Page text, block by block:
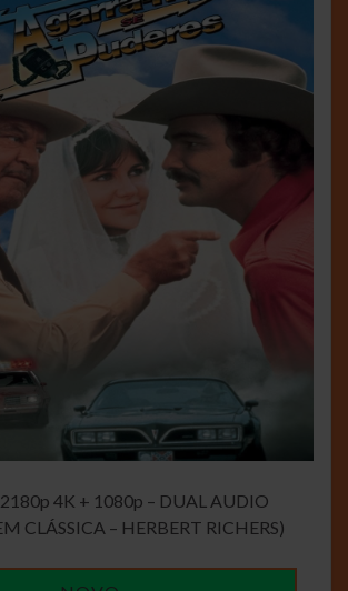
4K + 1080p – DUAL AUDIO
CLÁSSICA – HERBERT RICHERS)